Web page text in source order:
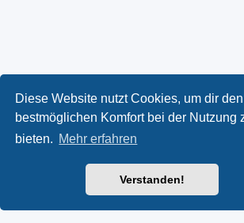
Diese Website nutzt Cookies, um dir den
bestmöglichen Komfort bei der Nutzung
bieten. Mehr erfahren
Verstanden!